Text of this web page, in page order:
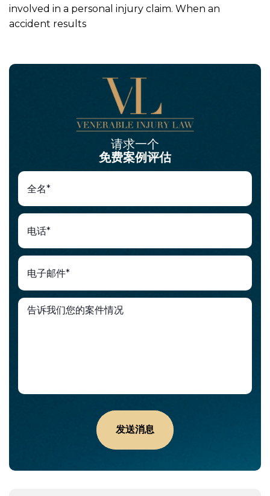
involved in a personal injury claim. When an
accident results
请求一个
免费案例评估